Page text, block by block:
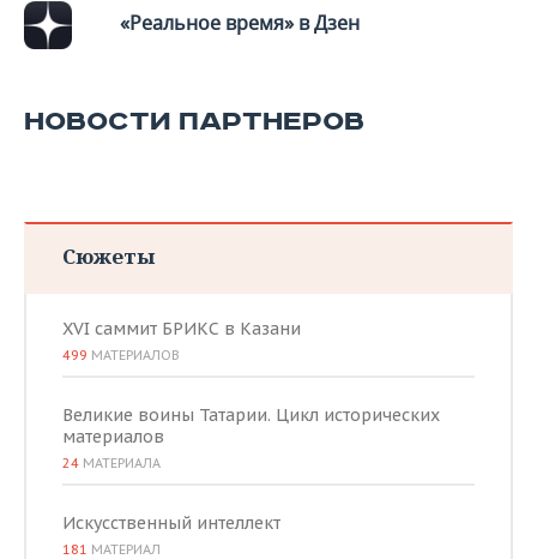
«Реальное время» в Дзен
НОВОСТИ ПАРТНЕРОВ
Сюжеты
XVI саммит БРИКС в Казани
499 МАТЕРИАЛОВ
Великие воины Татарии. Цикл исторических
материалов
24 МАТЕРИАЛА
Искусственный интеллект
181 МАТЕРИАЛ